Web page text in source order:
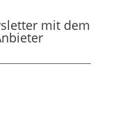
mit dem